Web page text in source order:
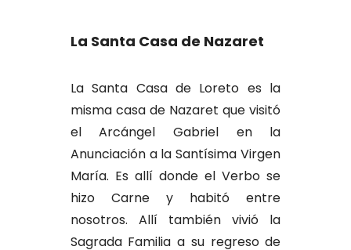
La Santa Casa de Nazaret
La Santa Casa de Loreto es la
misma casa de Nazaret que visitó
el Arcángel Gabriel en la
Anunciación a la Santísima Virgen
María. Es allí donde el Verbo se
hizo Carne y habitó entre
nosotros. Allí también vivió la
Sagrada Familia a su regreso de